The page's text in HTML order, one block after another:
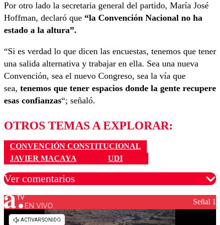
Por otro lado la secretaria general del partido, María José
Hoffman, declaró que “la Convención Nacional no ha
estado a la altura”.
“Si es verdad lo que dicen las encuestas, tenemos que tener
una salida alternativa y trabajar en ella. Sea una nueva
Convención, sea el nuevo Congreso, sea la vía que
sea, tenemos que tener espacios donde la gente recupere
esas confianzas“; señaló.
OTROS TEMAS A EXPLORAR:
CONVENCIÓN CONSTITUCIONAL
JAVIER MACAYA
UDI
Ver comentarios
Los comentarios son moderados para garantizar un
diálogo respetuoso.
EN VIVO Señal 1